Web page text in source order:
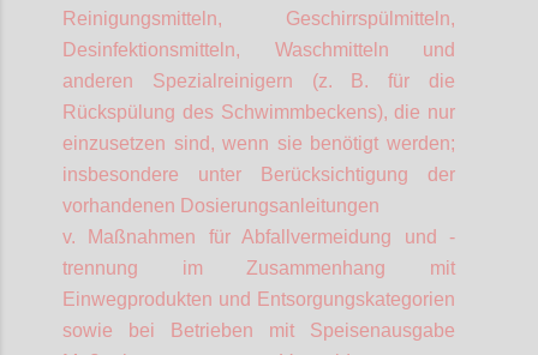
Reinigungsmitteln, Geschirrspülmitteln,
Desinfektionsmitteln, Waschmitteln und
anderen Spezialreinigern (z. B. für die
Rückspülung des Schwimmbeckens), die nur
einzusetzen sind, wenn sie benötigt werden;
insbesondere unter Berücksichtigung der
vorhandenen Dosierungsanleitungen
v. Maßnahmen für Abfallvermeidung und -
trennung im Zusammenhang mit
Einwegprodukten und Entsorgungskategorien
sowie bei Betrieben mit Speisenausgabe